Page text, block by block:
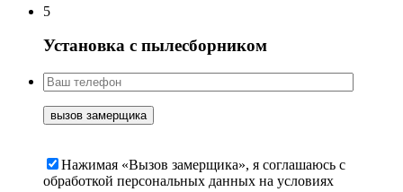
5
Установка с пылесборником
Нажимая «Вызов замерщика», я соглашаюсь c
обработкой персональных данных на условиях